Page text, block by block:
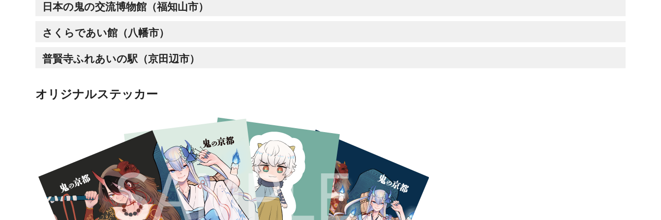
日本の鬼の交流博物館（福知山市）
さくらであい館（八幡市）
普賢寺ふれあいの駅（京田辺市）
オリジナルステッカー